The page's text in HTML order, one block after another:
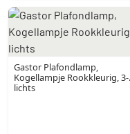
Gastor Plafondlamp,
Kogellampje Rookkleurig, 3-
lichts